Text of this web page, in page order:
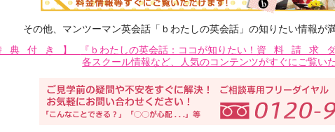
その他、マンツーマン英会話「ｂわたしの英会話」の知りたい情報が
典付き】 『ｂわたしの英会話：ココが知りたい！ 資料請求
各スクール情報など、人気のコンテンツがすぐにご覧い